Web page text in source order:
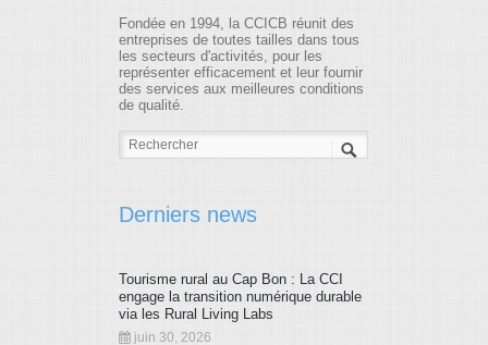
Fondée en 1994, la CCICB réunit des
entreprises de toutes tailles dans tous
les secteurs d'activités, pour les
représenter efficacement et leur fournir
des services aux meilleures conditions
de qualité.
Derniers news
Tourisme rural au Cap Bon : La CCI
engage la transition numérique durable
via les Rural Living Labs
juin 30, 2026